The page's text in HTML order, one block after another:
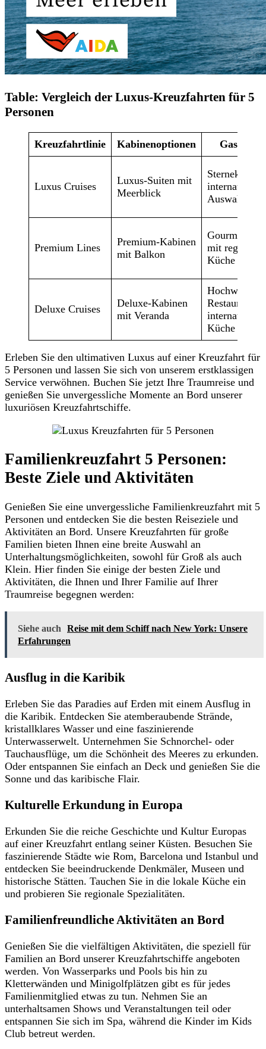
Table: Vergleich der Luxus-Kreuzfahrten für 5
Personen
Kreuzfahrtlinie Kabinenoptionen
Luxus Cruises
Luxus-Suiten mit
Meerblick
Sterneküche
Auswahl
Premium Lines
Premium-Kabinen
mit Balkon
mit
Küche
Deluxe Cruises
Deluxe-Kabinen
mit Veranda
Hochwertige
Restaurants
Küche
Erleben Sie den ultimativen Luxus auf einer Kreuzfahrt für
5 Personen und lassen Sie sich von unserem erstklassigen
Service verwöhnen. Buchen Sie jetzt Ihre Traumreise und
genießen Sie unvergessliche Momente an Bord unserer
luxuriösen Kreuzfahrtschiffe.
Familienkreuzfahrt 5 Personen:
Beste Ziele und Aktivitäten
Genießen Sie eine unvergessliche Familienkreuzfahrt mit 5
Personen und entdecken Sie die besten Reiseziele und
Aktivitäten an Bord. Unsere Kreuzfahrten für große
Familien bieten Ihnen eine breite Auswahl an
Unterhaltungsmöglichkeiten, sowohl für Groß als auch
Klein. Hier finden Sie einige der besten Ziele und
Aktivitäten, die Ihnen und Ihrer Familie auf Ihrer
Traumreise begegnen werden:
Siehe auch
Reise mit dem Schiff nach New York: Unsere
Erfahrungen
Ausflug in die Karibik
Erleben Sie das Paradies auf Erden mit einem Ausflug in
die Karibik. Entdecken Sie atemberaubende Strände,
kristallklares Wasser und eine faszinierende
Unterwasserwelt. Unternehmen Sie Schnorchel- oder
Tauchausflüge, um die Schönheit des Meeres zu erkunden.
Oder entspannen Sie einfach an Deck und genießen Sie die
Sonne und das karibische Flair.
Kulturelle Erkundung in Europa
Erkunden Sie die reiche Geschichte und Kultur Europas
auf einer Kreuzfahrt entlang seiner Küsten. Besuchen Sie
faszinierende Städte wie Rom, Barcelona und Istanbul und
entdecken Sie beeindruckende Denkmäler, Museen und
historische Stätten. Tauchen Sie in die lokale Küche ein
und probieren Sie regionale Spezialitäten.
Familienfreundliche Aktivitäten an Bord
Genießen Sie die vielfältigen Aktivitäten, die speziell für
Familien an Bord unserer Kreuzfahrtschiffe angeboten
werden. Von Wasserparks und Pools bis hin zu
Kletterwänden und Minigolfplätzen gibt es für jedes
Familienmitglied etwas zu tun. Nehmen Sie an
unterhaltsamen Shows und Veranstaltungen teil oder
entspannen Sie sich im Spa, während die Kinder im Kids
Club betreut werden.